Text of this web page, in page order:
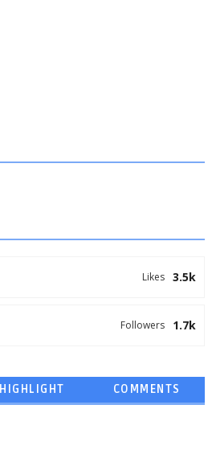
3.5k
Likes
1.7k
Followers
HIGHLIGHT COMMENTS